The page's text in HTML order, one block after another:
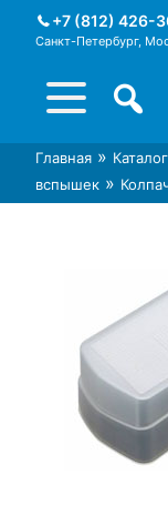
+7 (812) 426-
Санкт-Петербург,
Главная » Каталог
вспышек »